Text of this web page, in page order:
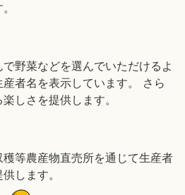
野菜などを選んでいただけるよ
者名を表示しています。 さら
しさを提供します。
等農産物直売所を通じて生産者
します。